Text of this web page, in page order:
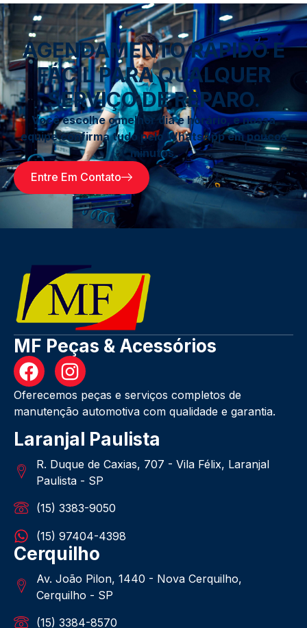
AGENDAMENTO RÁPIDO E
FÁCIL PARA QUALQUER
SERVIÇO DE REPARO.
Você escolhe o melhor dia e horário, e nossa
equipe confirma tudo pelo WhatsApp em poucos
minutos.
Entre Em Contato
MF Peças & Acessórios
Oferecemos peças e serviços completos de
manutenção automotiva com qualidade e garantia.
Laranjal Paulista
R. Duque de Caxias, 707 - Vila Félix, Laranjal
Paulista - SP
(15) 3383-9050
(15) 97404-4398
Cerquilho
Av. João Pilon, 1440 - Nova Cerquilho,
Cerquilho - SP
(15) 3384-8570